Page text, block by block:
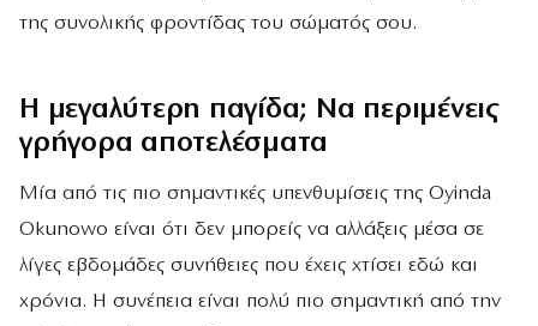
της συνολικής φροντίδας του σώματός σου.
Η μεγαλύτερη παγίδα; Να περιμένεις
γρήγορα αποτελέσματα
Μία από τις πιο σημαντικές υπενθυμίσεις της Oyinda
Okunowo είναι ότι δεν μπορείς να αλλάξεις μέσα σε
λίγες εβδομάδες συνήθειες που έχεις χτίσει εδώ και
χρόνια. Η συνέπεια είναι πολύ πιο σημαντική από την